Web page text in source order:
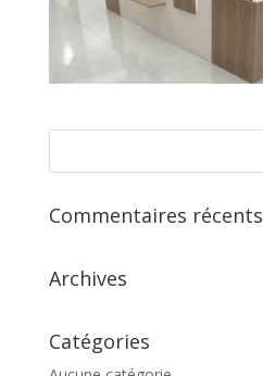
Commentaires récents
Archives
Catégories